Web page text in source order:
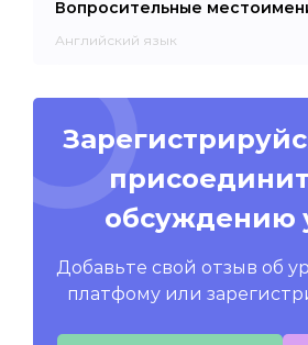
Вопросительные
Английский язык
обсуждению
Добавьте свой отзыв об
платфому или